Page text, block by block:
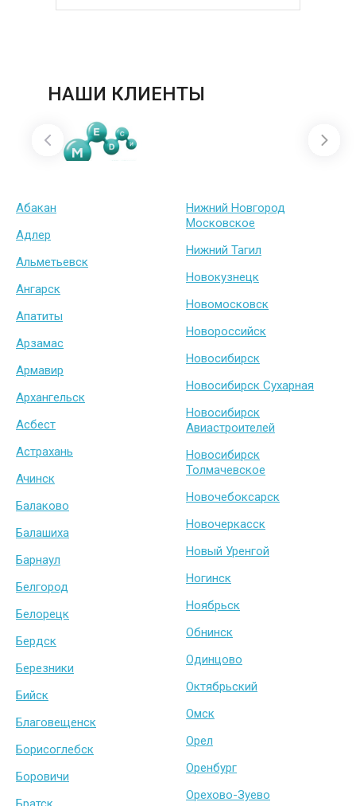
НАШИ КЛИЕНТЫ
Абакан
Адлер
Альметьевск
Ангарск
Апатиты
Арзамас
Армавир
Архангельск
Асбест
Астрахань
Ачинск
Балаково
Балашиха
Барнаул
Белгород
Белорецк
Бердск
Березники
Бийск
Благовещенск
Борисоглебск
Боровичи
Нижний Новгород
Московское
Нижний Тагил
Новокузнецк
Новомосковск
Новороссийск
Новосибирск
Новосибирск Сухарная
Новосибирск
Авиастроителей
Новосибирск
Толмачевское
Новочебоксарск
Новочеркасск
Новый Уренгой
Ногинск
Ноябрьск
Обнинск
Одинцово
Октябрьский
Омск
Орел
Оренбург
Орехово-Зуево